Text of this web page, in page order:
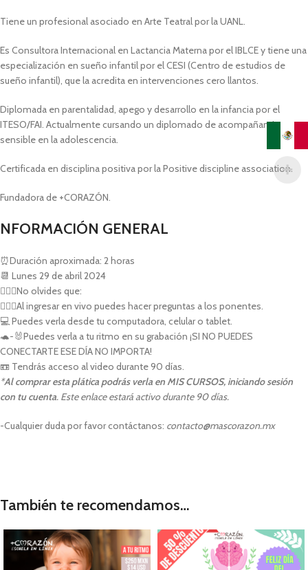
Tiene un profesional asociado en Arte Teatral por la UANL.
Es Consultora Internacional en Lactancia Materna por el IBLCE y tiene una
especialización en sueño infantil por el CESI (Centro de estudios de
sueño infantil), que la acredita en intervenciones cero llantos.
Diplomada en parentalidad, apego y desarrollo en la infancia por el
ITESO/FAI. Actualmente cursando un diplomado de acompañamiento
sensible en la adolescencia.
Certificada en disciplina positiva por la Positive discipline association.
Fundadora de +CORAZÓN.
NFORMACIÓN GENERAL
⏰Duración aproximada: 2 horas
📆 Lunes 29 de abril 2024
💁🏻‍♀️No olvides que:
🙋🏻‍♀️Al ingresar en vivo puedes hacer preguntas a los ponentes.
💻 Puedes verla desde tu computadora, celular o tablet.
🐢-🐰Puedes verla a tu ritmo en su grabación ¡SI NO PUEDES
CONECTARTE ESE DÍA NO IMPORTA!
📼 Tendrás acceso al video durante 90 días.
*Al comprar esta plática podrás verla en MIS CURSOS, iniciando sesión
con tu cuenta. Este enlace estará activo durante 90 días.
-Cualquier duda por favor contáctanos: contacto@mascorazon.mx
También te recomendamos…